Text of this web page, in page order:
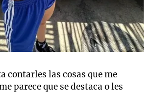
contarles las cosas que me
parece que se destaca o les